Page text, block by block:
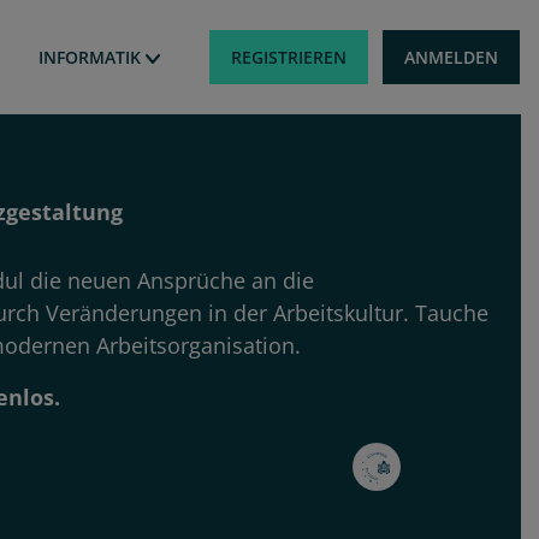
INFORMATIK REGISTRIEREN ANMELDEN
die neuen Ansprüche an die
Veränderungen in der Arbeitskultur. Tauche
Arbeitsorganisation.